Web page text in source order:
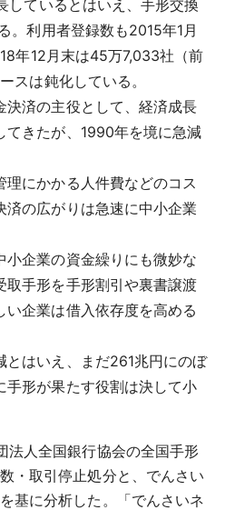
しているとはいえ、手形交換
。利用者登録数も2015年1月
年12月末は45万7,033社（前
スは鈍化している。
済の主役として、経済成長
てきたが、1990年を境に急減
にかかる人件費などのコス
済の広がりは急速に中小企業
企業の資金繰りにも微妙な
取手形を手形割引や裏書譲渡
い企業は借入依存度を高める
はいえ、まだ261兆円にのぼ
手形が果たす役割は決して小
法人全国銀行協会の全国手形
・取引停止処分と、でんさい
基に分析した。「でんさいネ